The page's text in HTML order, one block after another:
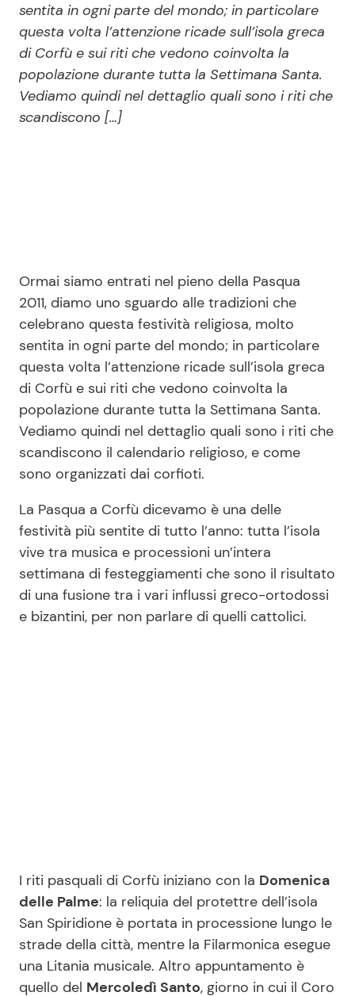
Soap Opera
ShowBiz
News Cinema
Social News
Benessere
Casa
Moda e Style
Mondo Mamma
News benessere
Viaggi e Turismo
Festività
Cucina e Ricette
Consigli di Cucina
Dolci
Le Ricette in TV
Primi Piatti
Ricette Feste
Ricette per Bambini
Pubblicità
Privacy Policy
sentita in ogni parte del mondo; in particolare
questa volta l’attenzione ricade sull’isola greca
di Corfù e sui riti che vedono coinvolta la
popolazione durante tutta la Settimana Santa.
Vediamo quindi nel dettaglio quali sono i riti che
scandiscono […]
Ormai siamo entrati nel pieno della Pasqua
2011, diamo uno sguardo alle tradizioni che
celebrano questa festività religiosa, molto
sentita in ogni parte del mondo; in particolare
questa volta l’attenzione ricade sull’isola greca
di Corfù e sui riti che vedono coinvolta la
popolazione durante tutta la Settimana Santa.
Vediamo quindi nel dettaglio quali sono i riti che
scandiscono il calendario religioso, e come
sono organizzati dai corfioti.
La Pasqua a Corfù dicevamo è una delle
festività più sentite di tutto l’anno: tutta l’isola
vive tra musica e processioni un’intera
settimana di festeggiamenti che sono il risultato
di una fusione tra i vari influssi greco-ortodossi
e bizantini, per non parlare di quelli cattolici.
I riti pasquali di Corfù iniziano con la Domenica
delle Palme: la reliquia del protettre dell’isola
San Spiridione è portata in processione lungo le
strade della città, mentre la Filarmonica esegue
una Litania musicale. Altro appuntamento è
quello del Mercoledì Santo, giorno in cui il Coro